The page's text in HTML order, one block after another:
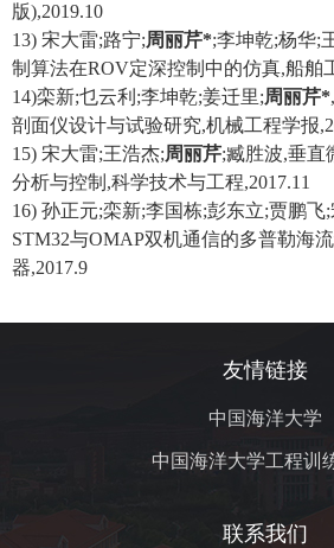
版),2019.10
13) 宋大雷;路宁;周丽芹*;李坤乾;杨华;
制算法在ROV定深控制中的仿真,船舶
14)栾新;乜云利 ;李坤乾;姜迁里;周丽芹*
剖面仪设计与试验研究,机械工程学报
15) 宋大雷;王浩杰;周丽芹;臧胜波,垂直
分析与控制 ,科学技术与工程,2017.11
16) 孙正元;栾新;李国栋;彭东立;贾鹏飞;
STM32与OMAP双机通信的多普勒海
器,2017.9
友情链接
中国海洋大学
中国海洋大学工程训
联系我们